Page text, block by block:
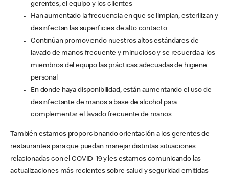
gerentes, el equipo y los clientes
Han aumentado la frecuencia en que se limpian, esterilizan y
desinfectan las superficies de alto contacto
Continúan promoviendo nuestros altos estándares de
lavado de manos frecuente y minucioso y se recuerda a los
miembros del equipo las prácticas adecuadas de higiene
personal
En donde haya disponibilidad, están aumentando el uso de
desinfectante de manos a base de alcohol para
complementar el lavado frecuente de manos
También estamos proporcionando orientación a los gerentes de
restaurantes para que puedan manejar distintas situaciones
relacionadas con el COVID-19 y les estamos comunicando las
actualizaciones más recientes sobre salud y seguridad emitidas